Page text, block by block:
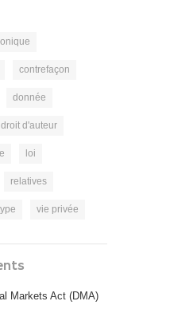
contrefaçon
donnée
droit d'auteur
loi
relatives
vie privée
Markets Act (DMA)